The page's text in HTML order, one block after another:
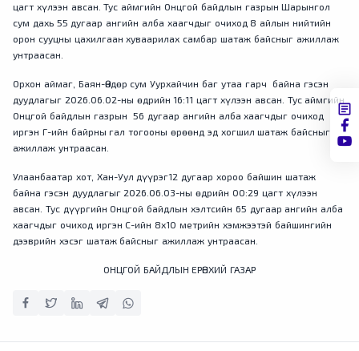
цагт хүлээн авсан. Тус аймгийн Онцгой байдлын газрын Шарынгол
сум дахь 55 дугаар ангийн алба хаагчдыг очиход 8 айлын нийтийн
орон сууцны цахилгаан хуваарилах самбар шатаж байсныг ажиллаж
унтраасан.
Орхон аймаг, Баян-Өндөр сум Уурхайчин баг утаа гарч байна гэсэн
дуудлагыг 2026.06.02-ны өдрийн 16:11 цагт хүлээн авсан. Тус аймгийн
Онцгой байдлын газрын 56 дугаар ангийн алба хаагчдыг очиход
иргэн Г-ийн байрны гал тогооны өрөөнд эд хогшил шатаж байсныг
ажиллаж унтраасан.
Улаанбаатар хот, Хан-Уул дүүрэг12 дугаар хороо байшин шатаж
байна гэсэн дуудлагыг 2026.06.03-ны өдрийн 00:29 цагт хүлээн
авсан. Тус дүүргийн Онцгой байдлын хэлтсийн 65 дугаар ангийн алба
хаагчдыг очиход иргэн С-ийн 8х10 метрийн хэмжээтэй байшингийн
дээврийн хэсэг шатаж байсныг ажиллаж унтраасан.
ОНЦГОЙ БАЙДЛЫН ЕРӨНХИЙ ГАЗАР